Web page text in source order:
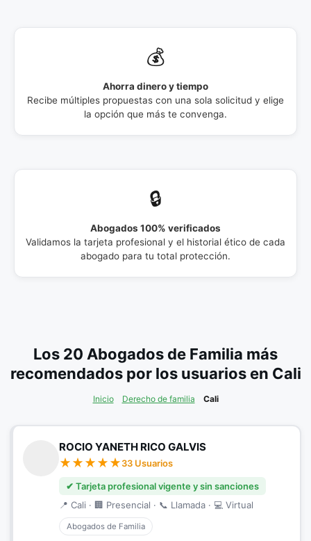
💰
Ahorra dinero y tiempo
Recibe múltiples propuestas con una sola solicitud y elige
la opción que más te convenga.
🔒
Abogados 100% verificados
Validamos la tarjeta profesional y el historial ético de cada
abogado para tu total protección.
Los 20 Abogados de Familia más
recomendados por los usuarios en Cali
Inicio Derecho de familia Cali
ROCIO YANETH RICO GALVIS
33 Usuarios
✔ Tarjeta profesional vigente y sin sanciones
📍 Cali · 🏢 Presencial · 📞 Llamada · 💻 Virtual
Abogados de Familia